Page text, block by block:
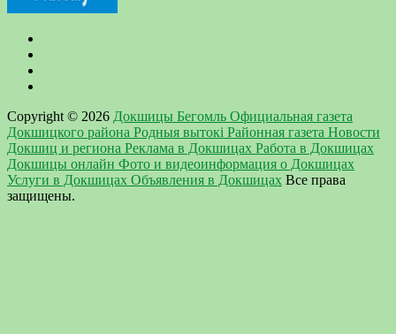
Copyright © 2026 Докшицы Бегомль Официальная газета
Докшицкого района Родныя вытокi Районная газета Новости
Докшиц и региона Реклама в Докшицах Работа в Докшицах
Докшицы онлайн Фото и видеоинформация о Докшицах
Услуги в Докшицах Объявления в Докшицах Все права
защищены.